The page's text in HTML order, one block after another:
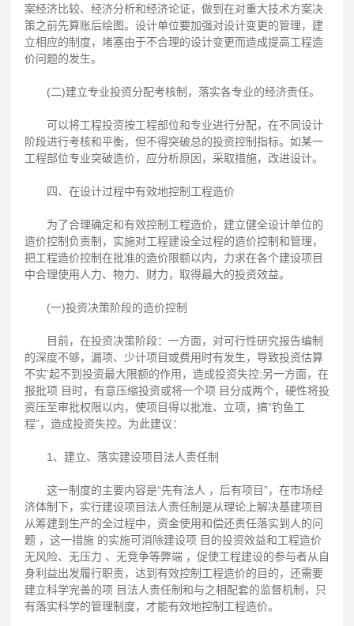
案经济比较、经济分析和经济论证，做到在对重大技术方案决
策之前先算账后绘图。设计单位要加强对设计变更的管理，建
立相应的制度，堵塞由于不合理的设计变更而造成提高工程造
价问题的发生。
(二)建立专业投资分配考核制，落实各专业的经济责任。
可以将工程投资按工程部位和专业进行分配，在不同设计
阶段进行考核和平衡，但不得突破总的投资控制指标。如某一
工程部位专业突破造价，应分析原因，采取措施，改进设计。
四、在设计过程中有效地控制工程造价
为了合理确定和有效控制工程造价，建立健全设计单位的
造价控制负责制，实施对工程建设全过程的造价控制和管理，
把工程造价控制在批准的造价限额以内，力求在各个建设项目
中合理使用人力、物力、财力，取得最大的投资效益。
(一)投资决策阶段的造价控制
目前，在投资决策阶段：一方面，对可行性研究报告编制
的深度不够，漏项、少计项目或费用时有发生，导致投资估算
不实’起不到投资最大限额的作用，造成投资失控;另一方面，在
报批项 目时，有意压缩投资或将一个项 目分成两个，硬性将投
资压至审批权限以内，使项目得以批准、立项，搞“钓鱼工
程”，造成投资失控。为此建议：
1、建立、落实建设项目法人责任制
这一制度的主要内容是“先有法人 ，后有项目”，在市场经
济体制下，实行建设项目法人责任制是从理论上解决基建项目
从筹建到生产的全过程中，资金使用和偿还责任落实到人的问
题 ，这一措施 的实施可消除建设项 目的投资效益和工程造价
无风险、无压力 、无竞争等弊端 ，促使工程建设的参与者从自
身利益出发履行职责，达到有效控制工程造价的目的，还需要
建立科学完善的项 目法人责任制和与之相配套的监督机制，只
有落实科学的管理制度，才能有效地控制工程造价。